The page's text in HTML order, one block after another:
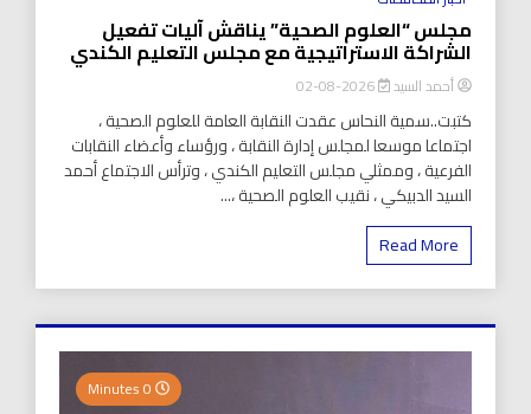
مجلس “العلوم الصحية” يناقش آليات تفعيل
الشراكة الاستراتيجية مع مجلس التعليم الكندي
أحمد السيد 2026-08-02
كتبت..سمية النحاس عقدت النقابة العامة للعلوم الصحية ،
اجتماعا موسعا لمجلس إدارة النقابة ، ورؤساء وأعضاء النقابات
الفرعية ، وممثلي مجلس التعليم الكندي ، وترأس الاجتماع أحمد
السيد الدبيكي ، نقيب العلوم الصحية ،...
Read More